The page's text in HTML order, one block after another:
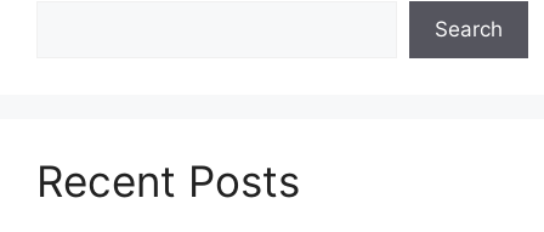
Search
Recent Posts